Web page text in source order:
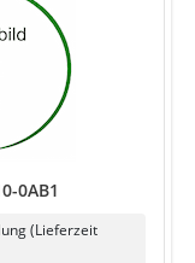
0AB1
(Lieferzeit